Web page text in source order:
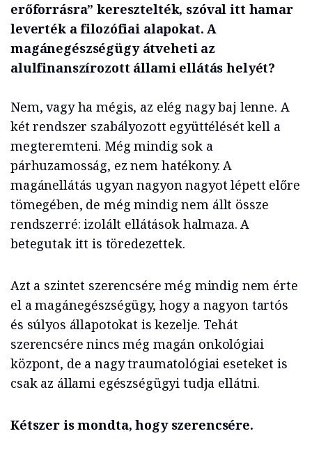
erőforrásra” keresztelték, szóval itt hamar
leverték a filozófiai alapokat. A
magánegészségügy átveheti az
alulfinanszírozott állami ellátás helyét?
Nem, vagy ha mégis, az elég nagy baj lenne. A
két rendszer szabályozott együttélését kell a
megteremteni. Még mindig sok a
párhuzamosság, ez nem hatékony. A
magánellátás ugyan nagyon nagyot lépett előre
tömegében, de még mindig nem állt össze
rendszerré: izolált ellátások halmaza. A
betegutak itt is töredezettek.
Azt a szintet szerencsére még mindig nem érte
el a magánegészségügy, hogy a nagyon tartós
és súlyos állapotokat is kezelje. Tehát
szerencsére nincs még magán onkológiai
központ, de a nagy traumatológiai eseteket is
csak az állami egészségügyi tudja ellátni.
Kétszer is mondta, hogy szerencsére.